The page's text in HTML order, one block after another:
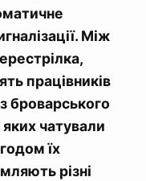
Між
працівників
броварського
чатували
їх
різні